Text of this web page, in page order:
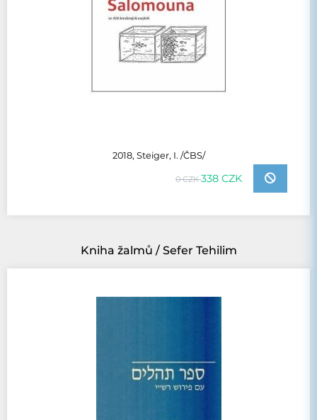
2018, Steiger, I. /ČBS/
0 CZK338 CZK
Kniha žalmů / Sefer Tehilim